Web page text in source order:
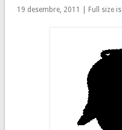
19 desembre, 2011 | Full size is